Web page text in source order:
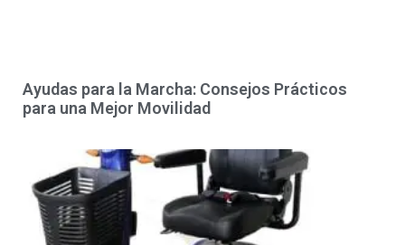
Ayudas para la Marcha: Consejos Prácticos
para una Mejor Movilidad